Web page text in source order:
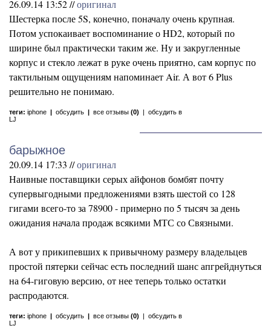
26.09.14 13:52 //оригинал
Шестерка после 5S, конечно, поначалу очень крупная.
Потом успокаивает воспоминание о HD2, который по
ширине был практически таким же. Ну и закругленные
корпус и стекло лежат в руке очень приятно, сам корпус по
тактильным ощущениям напоминает Air. А вот 6 Plus
решительно не понимаю.
теги: iphone | обсудить | все отзывы (0) | обсудить в
LJ
барыжное
20.09.14 17:33 //оригинал
Наивные поставщики серых айфонов бомбят почту
супервыгодными предложениями взять шестой со 128
гигами всего-то за 78900 - примерно по 5 тысяч за день
ожидания начала продаж всякими МТС со Связными.
А вот у прикипевших к привычному размеру владельцев
простой пятерки сейчас есть последний шанс апгрейднуться
на 64-гиговую версию, от нее теперь только остатки
распродаются.
теги: iphone | обсудить | все отзывы (0) | обсудить в
LJ